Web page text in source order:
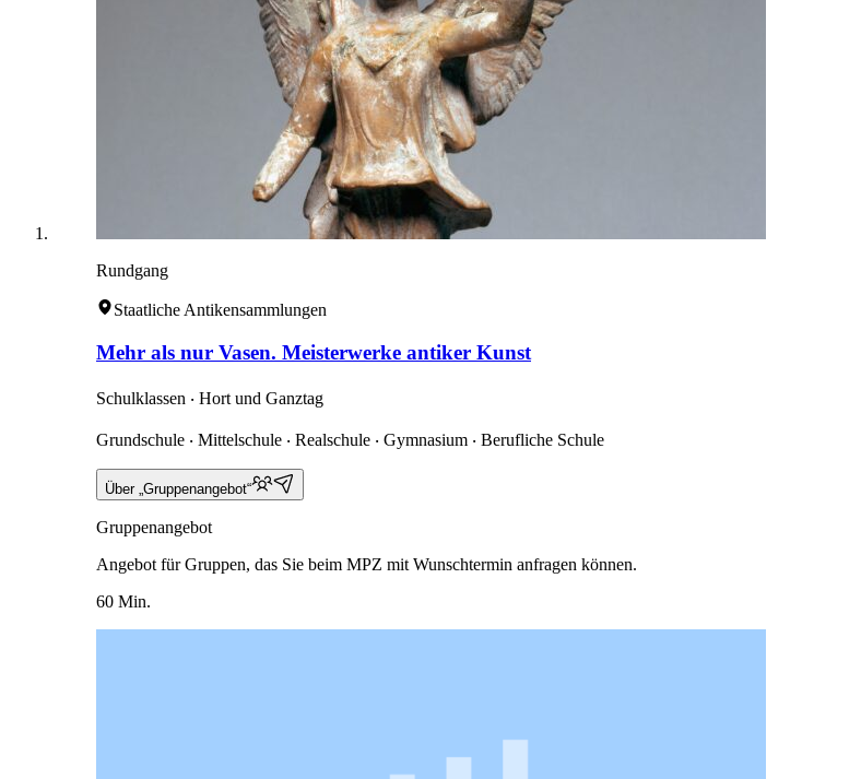
Rundgang
Staatliche Antikensammlungen
Mehr als nur Vasen. Meisterwerke antiker Kunst
Schulklassen ‧ Hort und Ganztag
Grundschule ‧ Mittelschule ‧ Realschule ‧ Gymnasium ‧ Berufliche Schule
Über „Gruppenangebot“
Gruppenangebot
Angebot für Gruppen, das Sie beim MPZ mit Wunschtermin anfragen können.
60 Min.